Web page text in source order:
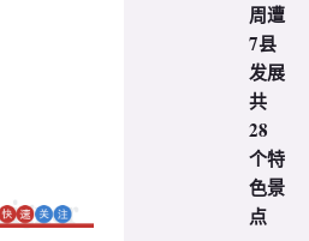
周遭
7县
发展
共
28
个特
色景
点